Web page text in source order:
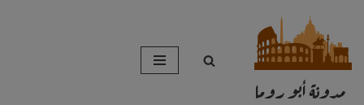
تخطى
مدونة أبو روما